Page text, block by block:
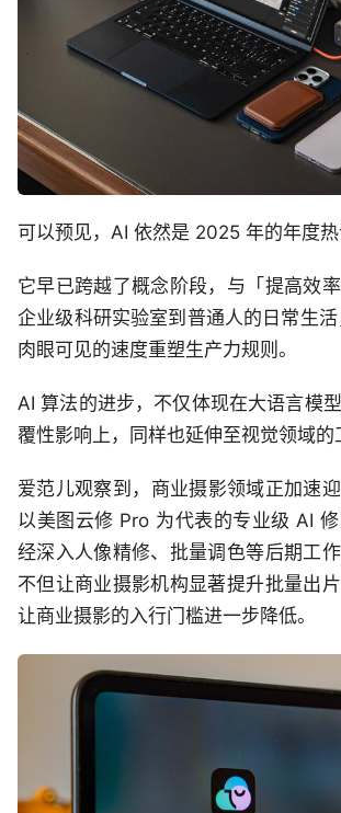
可以预见，AI 依然是 2025 年的年度热
它早已跨越了概念阶段，与「提高效
企业级科研实验室到普通人的日常生
肉眼可见的速度重塑生产力规则。
AI 算法的进步，不仅体现在大语言模
覆性影响上，同样也延伸至视觉领域的
爱范儿观察到，商业摄影领域正加速
以美图云修 Pro 为代表的专业级 AI
经深入人像精修、批量调色等后期工作
不但让商业摄影机构显著提升批量出
让商业摄影的入行门槛进一步降低。